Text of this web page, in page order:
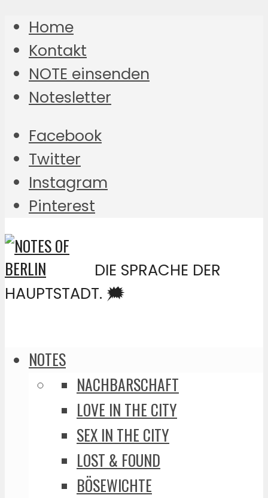
Home
Kontakt
NOTE einsenden
Notesletter
Facebook
Twitter
Instagram
Pinterest
DIE SPRACHE DER
HAUPTSTADT. 🗯️
NOTES
NACHBARSCHAFT
LOVE IN THE CITY
SEX IN THE CITY
LOST & FOUND
BÖSEWICHTE